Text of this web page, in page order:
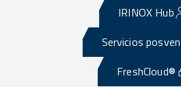
IRINOX Hub
Servicios
FreshCloud®